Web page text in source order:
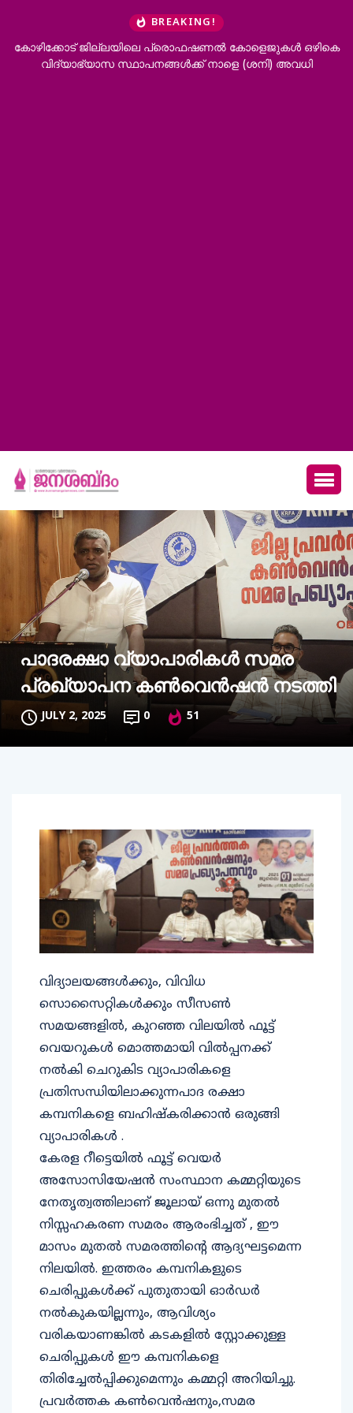
BREAKING!
പ്രൊഫഷണൽ കോളെജുകൾ ഒഴികെ
സ്ഥാപനങ്ങൾക്ക് നാളെ (ശനി) അവധി
‘ഭർത്താവിന്റെ
വേണം’;
പാദരക്ഷാ വ്യാപാരികൾ സമര
പ്രഖ്യാപന കൺവെൻഷൻ നടത്തി
JULY 2, 2025 0 51
വിദ്യാലയങ്ങൾക്കും, വിവിധ
സൊസൈറ്റികൾക്കും സീസൺ
സമയങ്ങളിൽ, കുറഞ്ഞ വിലയിൽ ഫൂട്ട്
വെയറുകൾ മൊത്തമായി വിൽപ്പനക്ക്
നൽകി ചെറുകിട വ്യാപാരികളെ
പ്രതിസന്ധിയിലാക്കുന്നപാദ രക്ഷാ
കമ്പനികളെ ബഹിഷ്കരിക്കാൻ ഒരുങ്ങി
വ്യാപാരികൾ .
കേരള റീട്ടെയിൽ ഫൂട്ട് വെയർ
അസോസിയേഷൻ സംസ്ഥാന കമ്മറ്റിയുടെ
നേതൃത്വത്തിലാണ് ജൂലായ് ഒന്നു മുതൽ
നിസ്സഹകരണ സമരം ആരംഭിച്ചത് , ഈ
മാസം മുതൽ സമരത്തിൻ്റെ ആദ്യഘട്ടമെന്ന
നിലയിൽ. ഇത്തരം കമ്പനികളുടെ
ചെരിപ്പുകൾക്ക് പുതുതായി ഓർഡർ
നൽകുകയില്ലന്നും, ആവിശ്യം
വരികയാണങ്കിൽ കടകളിൽ സ്റ്റോക്കുള്ള
ചെരിപ്പുകൾ ഈ കമ്പനികളെ
തിരിച്ചേൽപ്പിക്കുമെന്നും കമ്മറ്റി അറിയിച്ചു.
പ്രവർത്തക കൺവെൻഷനും,സമര